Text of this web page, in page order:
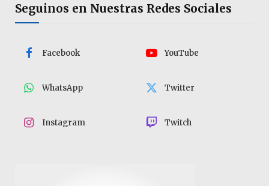
Seguinos en Nuestras Redes Sociales
Facebook YouTube
WhatsApp Twitter
Instagram Twitch